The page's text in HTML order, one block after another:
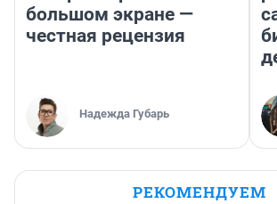
большом экране —
честная рецензия
Надежда Губарь
РЕКОМЕНДУЕМ